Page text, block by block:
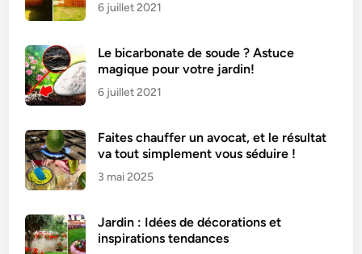
6 juillet 2021
Le bicarbonate de soude ? Astuce
magique pour votre jardin!
6 juillet 2021
Faites chauffer un avocat, et le résultat
va tout simplement vous séduire !
3 mai 2025
Jardin : Idées de décorations et
inspirations tendances